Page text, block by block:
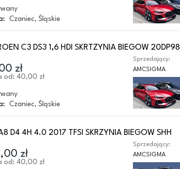
Czaniec, Śląskie
C3 DS3 1,6 HDI SKRTZYNIA BIEGOW 20DP98
zł
od: 40,00 zł
Czaniec, Śląskie
Sprzedający:
AMCSIGMA
D4 4H 4.0 2017 TFSI SKRZYNIA BIEGOW SHH
zł
od: 40,00 zł
Sprzedający:
AMCSIGMA